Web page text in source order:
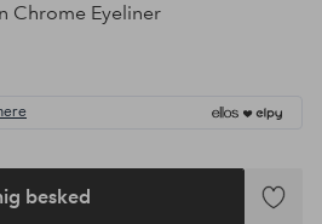
Chrome Eyeliner
besked
Tilføj